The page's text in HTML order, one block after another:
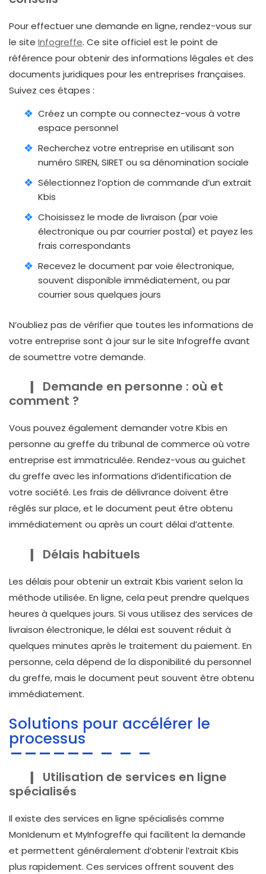
Pour effectuer une demande en ligne, rendez-vous sur
le site Infogreffe. Ce site officiel est le point de
référence pour obtenir des informations légales et des
documents juridiques pour les entreprises françaises.
Suivez ces étapes :
Créez un compte ou connectez-vous à votre
espace personnel
Recherchez votre entreprise en utilisant son
numéro SIREN, SIRET ou sa dénomination sociale
Sélectionnez l’option de commande d’un extrait
Kbis
Choisissez le mode de livraison (par voie
électronique ou par courrier postal) et payez les
frais correspondants
Recevez le document par voie électronique,
souvent disponible immédiatement, ou par
courrier sous quelques jours
N’oubliez pas de vérifier que toutes les informations de
votre entreprise sont à jour sur le site Infogreffe avant
de soumettre votre demande.
Demande en personne : où et
comment ?
Vous pouvez également demander votre Kbis en
personne au greffe du tribunal de commerce où votre
entreprise est immatriculée. Rendez-vous au guichet
du greffe avec les informations d’identification de
votre société. Les frais de délivrance doivent être
réglés sur place, et le document peut être obtenu
immédiatement ou après un court délai d’attente.
Délais habituels
Les délais pour obtenir un extrait Kbis varient selon la
méthode utilisée. En ligne, cela peut prendre quelques
heures à quelques jours. Si vous utilisez des services de
livraison électronique, le délai est souvent réduit à
quelques minutes après le traitement du paiement. En
personne, cela dépend de la disponibilité du personnel
du greffe, mais le document peut souvent être obtenu
immédiatement.
Solutions pour accélérer le
processus
Utilisation de services en ligne
spécialisés
Il existe des services en ligne spécialisés comme
MonIdenum et MyInfogreffe qui facilitent la demande
et permettent généralement d’obtenir l’extrait Kbis
plus rapidement. Ces services offrent souvent des